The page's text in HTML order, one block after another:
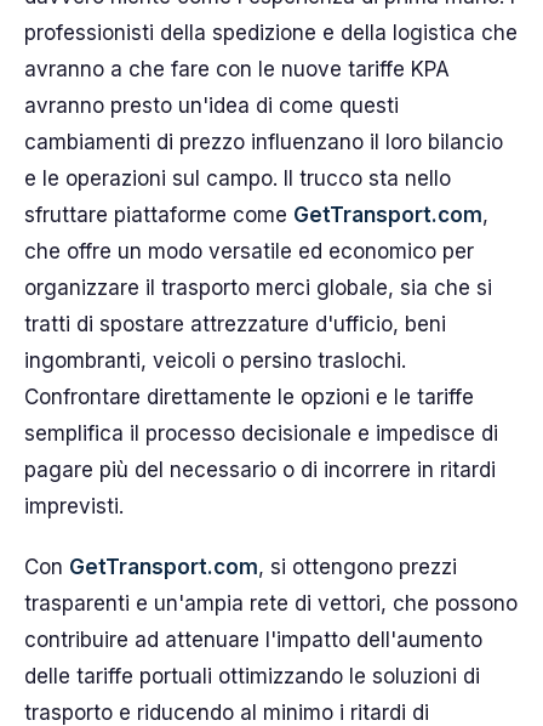
professionisti della spedizione e della logistica che
avranno a che fare con le nuove tariffe KPA
avranno presto un'idea di come questi
cambiamenti di prezzo influenzano il loro bilancio
e le operazioni sul campo. Il trucco sta nello
sfruttare piattaforme come GetTransport.com,
che offre un modo versatile ed economico per
organizzare il trasporto merci globale, sia che si
tratti di spostare attrezzature d'ufficio, beni
ingombranti, veicoli o persino traslochi.
Confrontare direttamente le opzioni e le tariffe
semplifica il processo decisionale e impedisce di
pagare più del necessario o di incorrere in ritardi
imprevisti.
Con GetTransport.com, si ottengono prezzi
trasparenti e un'ampia rete di vettori, che possono
contribuire ad attenuare l'impatto dell'aumento
delle tariffe portuali ottimizzando le soluzioni di
trasporto e riducendo al minimo i ritardi di